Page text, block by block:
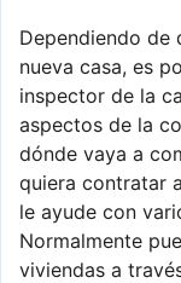
Dependiendo de
nueva casa, es
inspector de la
aspectos de la
dónde vaya a
quiera contratar
le ayude con
Normalmente
viviendas a